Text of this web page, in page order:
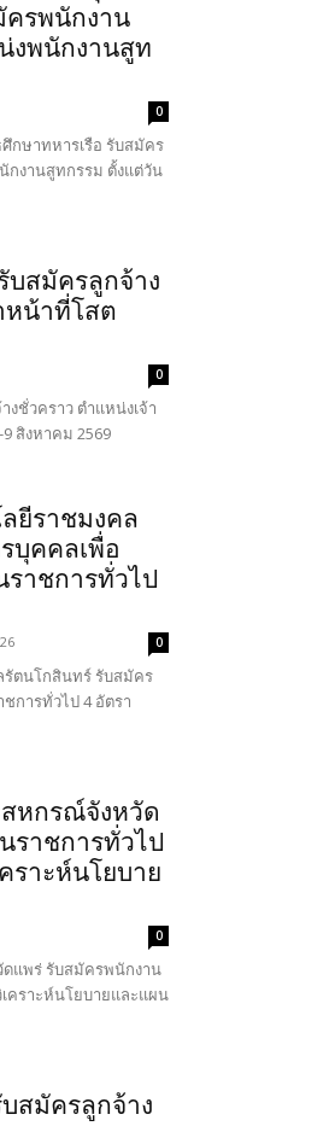
ครพนักงาน
งพนักงานสูท
0
กษาทหารเรือ รับสมัคร
กงานสูทกรรม ตั้งแต่วัน
บสมัครลูกจ้าง
หน้าที่โสต
0
งชั่วคราว ตำแหน่งเจ้า
สิงหาคม 2569
ยีราชมงคล
บุคคลเพื่อ
ราชการทั่วไป
0
ตนโกสินทร์ รับสมัคร
การทั่วไป 4 อัตรา
หกรณ์จังหวัด
ราชการทั่วไป
ราะห์นโยบาย
0
แพร่ รับสมัครพนักงาน
คราะห์นโยบายและแผน
สมัครลูกจ้าง